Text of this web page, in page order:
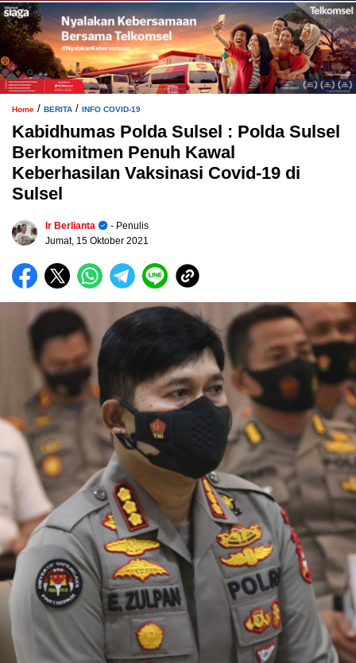
Home / BERITA / INFO COVID-19
Kabidhumas Polda Sulsel : Polda Sulsel
Berkomitmen Penuh Kawal
Keberhasilan Vaksinasi Covid-19 di
Sulsel
Ir Berlianta
- Penulis
Jumat, 15 Oktober 2021